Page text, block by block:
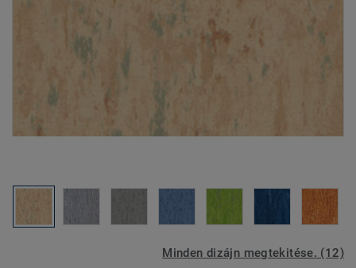
Minden dizájn megtekitése. (12)